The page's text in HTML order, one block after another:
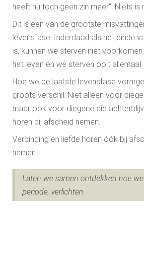
heeft nu toch geen zin meer". Niets is
Dit is een van de grootste
levensfase. Inderdaad als het einde
is, kunnen we sterven niet
het leven en we sterven ooit allemaal.
Hoe we de laatste levensfase
groots verschil. Niet alleen voor
maar ook voor diegene die
horen bij afscheid nemen.
Verbinding en liefde horen óók bij
nemen.
Laten we samen ontdekken hoe
periode, verlichten.